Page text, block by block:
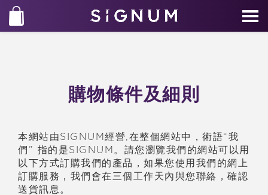
購物條件及細則
本網站由SIGNUM經營,在整個網站中，術語“我
們” 指的是SIGNUM。請您瀏覽我們的網站可以用
以下方式訂購我們的 產品，如果您使用我們的網上
訂購服務，我們會在三個工作天內與您聯絡，確認
送貨訊息。